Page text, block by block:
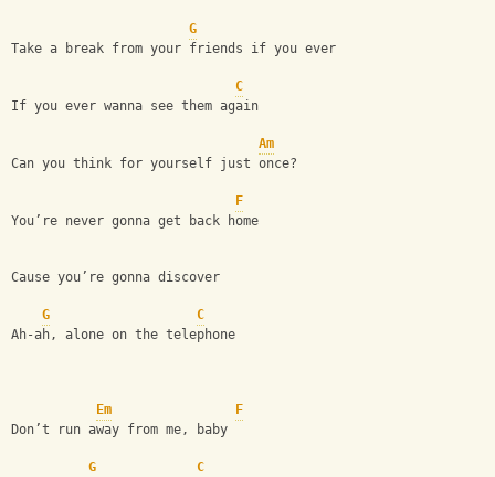
G
Take a break from your friends if you ever
C
If you ever wanna see them again
Am
Can you think for yourself just once?
F
You’re never gonna get back home
Cause you’re gonna discover
G
C
Ah-ah, alone on the telephone
Em
F
Don’t run away from me, baby
G
C